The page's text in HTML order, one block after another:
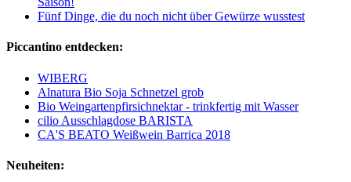
Fünf Dinge, die du noch nicht über Gewürze wusstest
Piccantino entdecken:
WIBERG
Alnatura Bio Soja Schnetzel grob
Bio Weingartenpfirsichnektar - trinkfertig mit Wasser
cilio Ausschlagdose BARISTA
CA'S BEATO Weißwein Barrica 2018
Neuheiten: